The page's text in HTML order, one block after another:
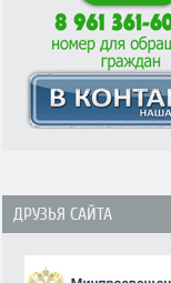
ДРУЗЬЯ САЙТА